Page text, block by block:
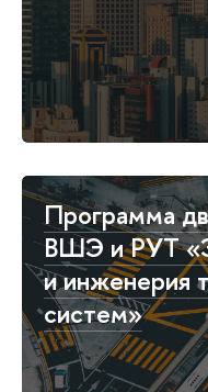
Программа
ВШЭ и РУТ
и инженерия
систем»